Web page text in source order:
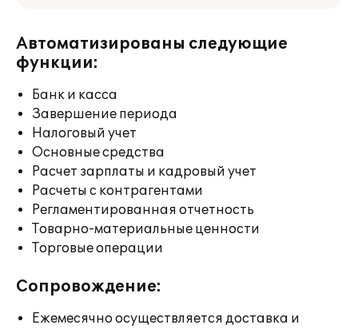
Автоматизированы следующие
функции:
Банк и касса
Завершение периода
Налоговый учет
Основные средства
Расчет зарплаты и кадровый учет
Расчеты с контрагентами
Регламентированная отчетность
Товарно-материальные ценности
Торговые операции
Сопровождение:
Ежемесячно осуществляется доставка и